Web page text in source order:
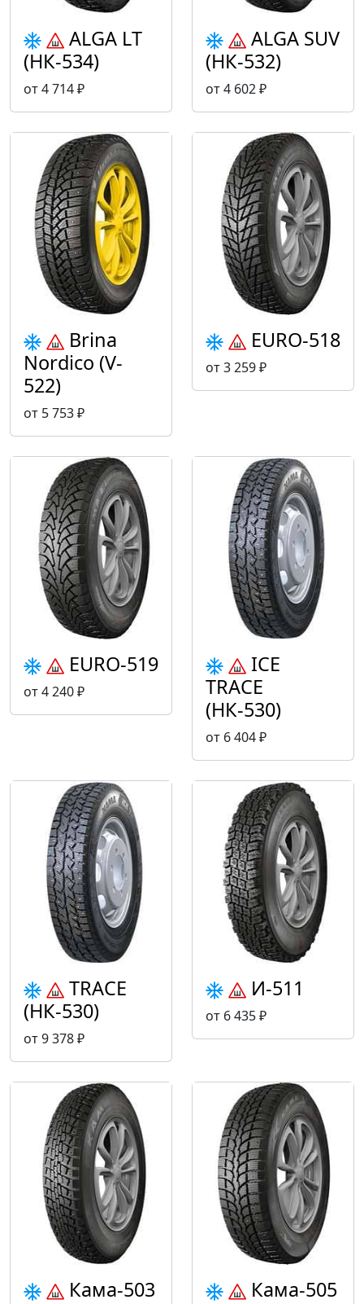
ALGA LT
(НК-534)
от 4 714 ₽
ALGA SUV
(НК-532)
от 4 602 ₽
Brina
Nordico (V-
522)
от 5 753 ₽
EURO-518
от 3 259 ₽
EURO-519
от 4 240 ₽
ICE
TRACE
(НК-530)
от 6 404 ₽
TRACE
(НК-530)
от 9 378 ₽
И-511
от 6 435 ₽
Кама-503 Кама-505